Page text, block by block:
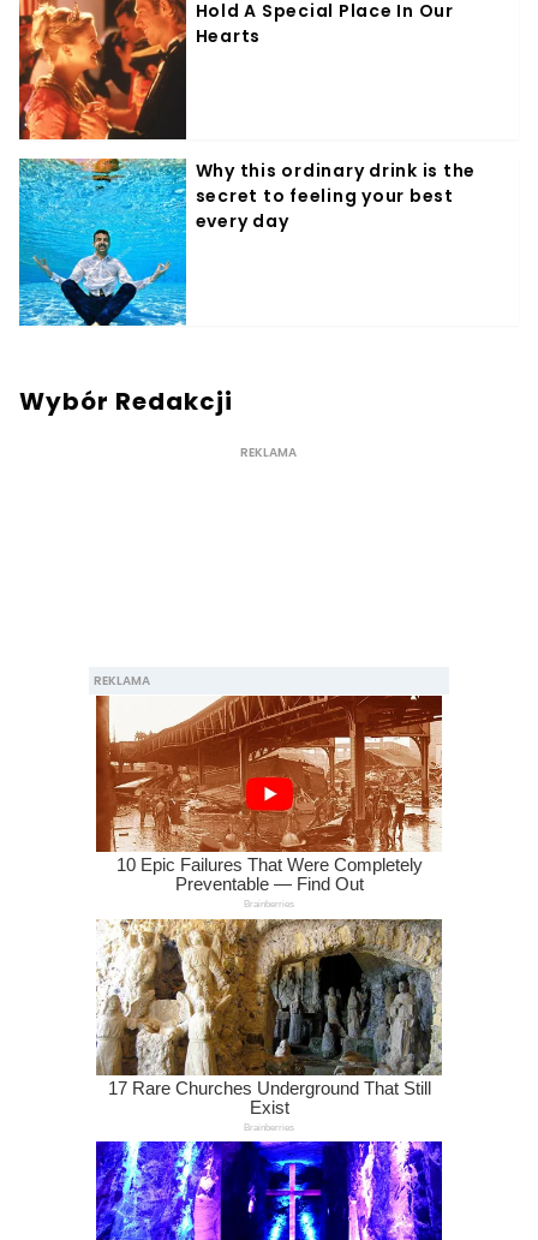
Wybór Redakcji